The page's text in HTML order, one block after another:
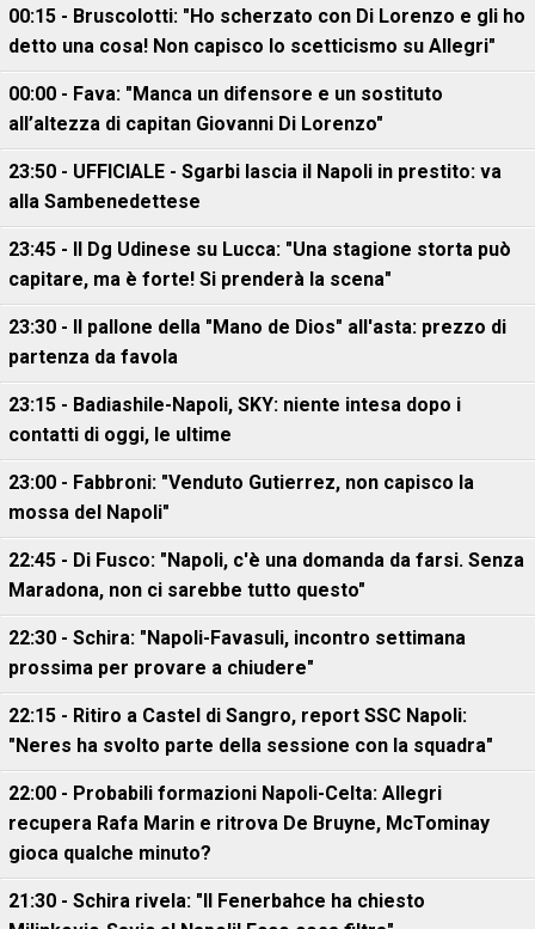
00:15 - Bruscolotti: "Ho scherzato con Di Lorenzo e gli ho
detto una cosa! Non capisco lo scetticismo su Allegri"
00:00 - Fava: "Manca un difensore e un sostituto
all’altezza di capitan Giovanni Di Lorenzo"
23:50 - UFFICIALE - Sgarbi lascia il Napoli in prestito: va
alla Sambenedettese
23:45 - Il Dg Udinese su Lucca: "Una stagione storta può
capitare, ma è forte! Si prenderà la scena"
23:30 - Il pallone della "Mano de Dios" all'asta: prezzo di
partenza da favola
23:15 - Badiashile-Napoli, SKY: niente intesa dopo i
contatti di oggi, le ultime
23:00 - Fabbroni: "Venduto Gutierrez, non capisco la
mossa del Napoli"
22:45 - Di Fusco: "Napoli, c'è una domanda da farsi. Senza
Maradona, non ci sarebbe tutto questo"
22:30 - Schira: "Napoli-Favasuli, incontro settimana
prossima per provare a chiudere"
22:15 - Ritiro a Castel di Sangro, report SSC Napoli:
"Neres ha svolto parte della sessione con la squadra"
22:00 - Probabili formazioni Napoli-Celta: Allegri
recupera Rafa Marin e ritrova De Bruyne, McTominay
gioca qualche minuto?
21:30 - Schira rivela: "Il Fenerbahce ha chiesto